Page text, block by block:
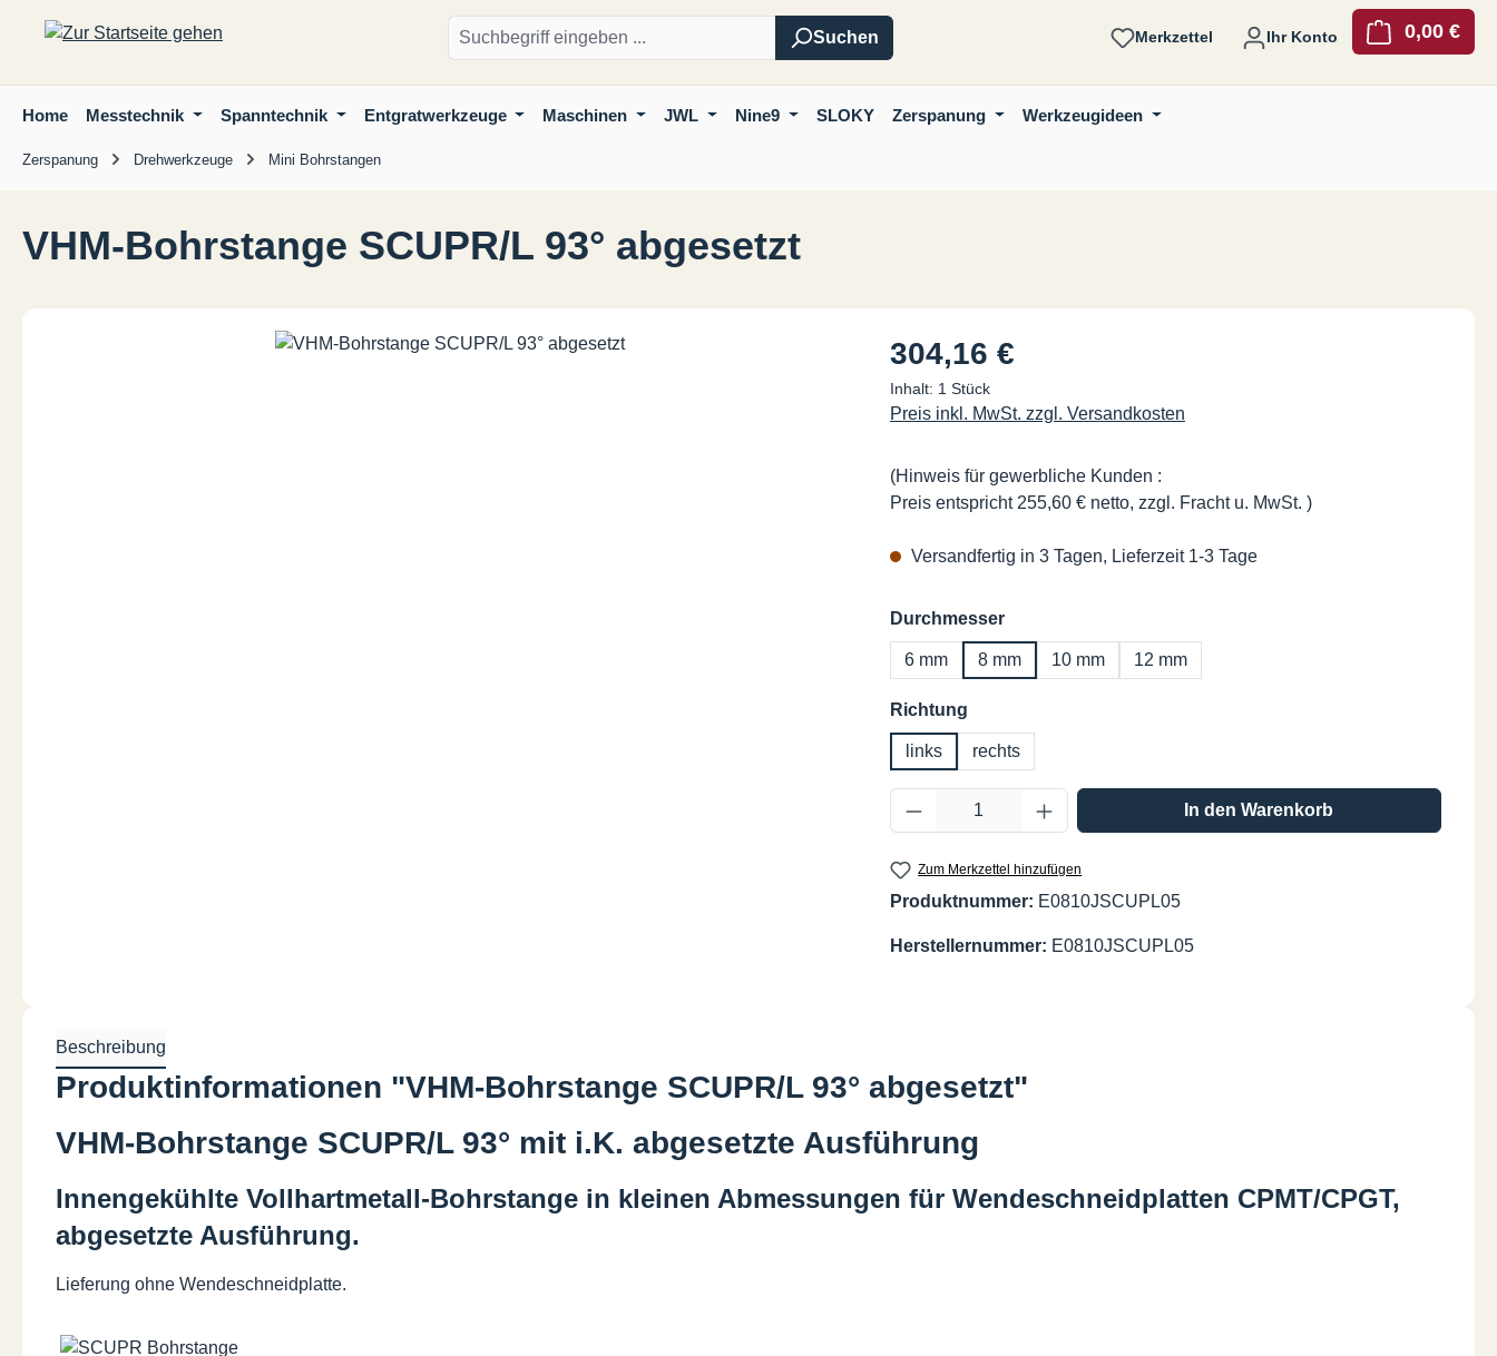
Hauptinhalt springen
Zur Suche springen
Zur Hauptnavigation springen
Suchen Merkzettel Ihr Konto 0,00 €
Home Messtechnik Spanntechnik Entgratwerkzeuge Maschinen JWL Nine9 SLOKY Zerspanung Werkzeugideen
Zerspanung Drehwerkzeuge Mini Bohrstangen
VHM-Bohrstange SCUPR/L 93° abgesetzt
Regulärer Preis:
304,16 €
Inhalt: 1 Stück
Preis inkl. MwSt. zzgl. Versandkosten
(Hinweis für gewerbliche Kunden :
Preis entspricht 255,60 € netto, zzgl. Fracht u. MwSt. )
Versandfertig in 3 Tagen, Lieferzeit 1-3 Tage
Durchmesserauswählen
6 mm 8 mm 10 mm 12 mm
Richtung
links rechts
Produkt Anzahl: Gib den gewünschten Wert ein
In den Warenkorb
Zum Merkzettel hinzufügen
Produktnummer: E0810JSCUPL05
Herstellernummer: E0810JSCUPL05
Beschreibung
Produktinformationen "VHM-Bohrstange SCUPR/L 93° abgesetzt"
VHM-Bohrstange SCUPR/L 93° mit i.K. abgesetzte Ausführung
Innengekühlte Vollhartmetall-Bohrstange in kleinen Abmessungen für Wendeschneidplatten CPMT/CPGT,
abgesetzte Ausführung.
Lieferung ohne Wendeschneidplatte.